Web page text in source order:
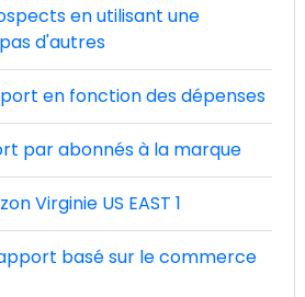
en utilisant une
d'autres
en fonction des dépenses
par abonnés à la marque
Virginie US EAST 1
basé sur le commerce